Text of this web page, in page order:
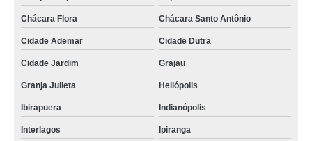
Chácara Flora Chácara Santo Antônio
Cidade Ademar Cidade Dutra
Cidade Jardim Grajau
Granja Julieta Heliópolis
Ibirapuera Indianópolis
Interlagos Ipiranga